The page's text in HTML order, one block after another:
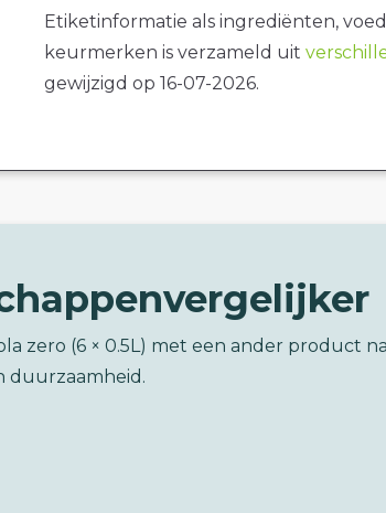
Etiketinformatie als ingrediënten,
keurmerken is verzameld uit
gewijzigd op 16-07-2026.
zero (6 × 0.5L) met een ander product
duurzaamheid.